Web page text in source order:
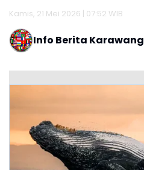
Kamis, 21 Mei 2026 | 07:52 WIB
Info Berita Karawang